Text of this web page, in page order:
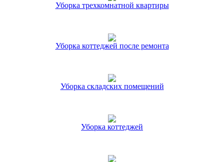
Уборка трехкомнатной квартиры
Уборка коттеджей после ремонта
Уборка складских помещений
Уборка коттеджей